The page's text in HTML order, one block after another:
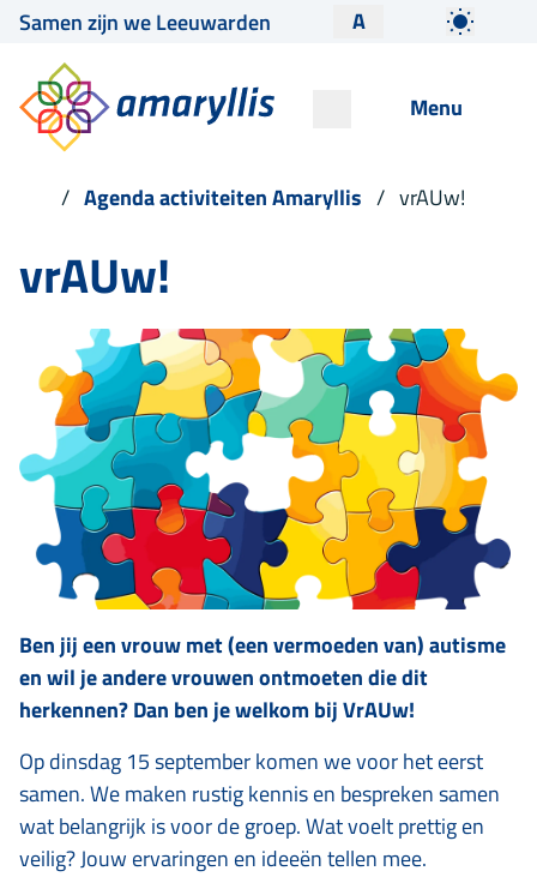
Samen zijn we Leeuwarden A
Menu
Agenda activiteiten Amaryllis vrAUw!
vrAUw!
Ben jij een vrouw met (een vermoeden van) autisme
en wil je andere vrouwen ontmoeten die dit
herkennen? Dan ben je welkom bij VrAUw!
Op dinsdag 15 september komen we voor het eerst
samen. We maken rustig kennis en bespreken samen
wat belangrijk is voor de groep. Wat voelt prettig en
veilig? Jouw ervaringen en ideeën tellen mee.